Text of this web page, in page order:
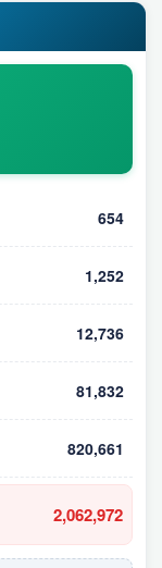
654
1,252
12,736
81,832
820,661
2,062,972